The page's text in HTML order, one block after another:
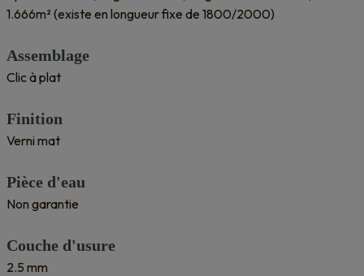
1.666m² (existe en longueur fixe de 1800/2000)
Assemblage
Clic à plat
Finition
Verni mat
Pièce d'eau
Non garantie
Couche d'usure
2.5 mm